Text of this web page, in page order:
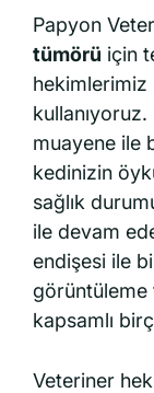
Papyon
tümörü için
hekimlerimiz
muayene ile
kedinizin
sağlık
ile devam
endişesi ile
görüntüleme
kapsamlı
Veteriner